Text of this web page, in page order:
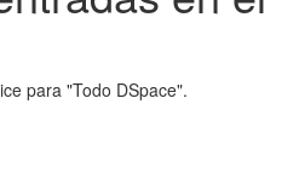
para "Todo DSpace".